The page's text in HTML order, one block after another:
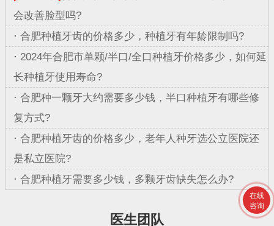
会改善脸型吗?
· 合肥种植牙齿的价格多少，种植牙有年龄限制吗?
· 2024年合肥市单颗/半口/全口种植牙价格多少，如何延
长种植牙使用寿命?
· 合肥种一颗牙大约需要多少钱，半口种植牙有哪些修
复方式?
· 合肥种植牙齿的价格多少，老年人种牙选公立医院还
是私立医院?
· 合肥种植牙需要多少钱，多颗牙齿缺失怎么办?
医生团队
在线
咨询